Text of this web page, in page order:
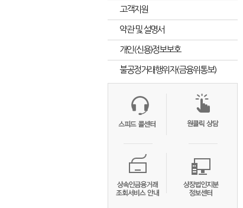
고객지원
약관 및 설명서
개인(신용)정보보호
불공정거래행위자(금융위통보)